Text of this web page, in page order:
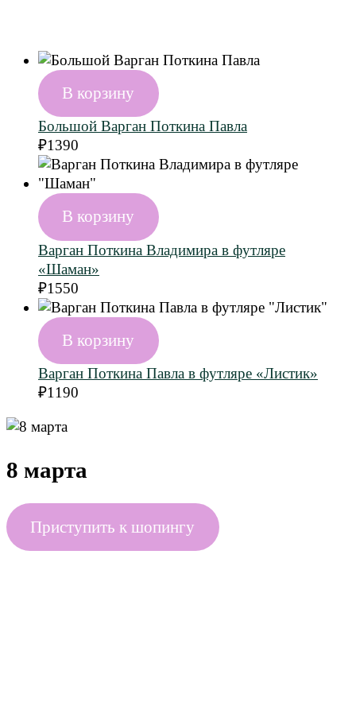
В корзину
Большой Варган Поткина Павла
₽1390
В корзину
Варган Поткина Владимира в футляре
«Шаман»
₽1550
В корзину
Варган Поткина Павла в футляре «Листик»
₽1190
8 марта
Приступить к шопингу